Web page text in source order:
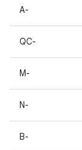
A-
QC-
M-
N-
B-